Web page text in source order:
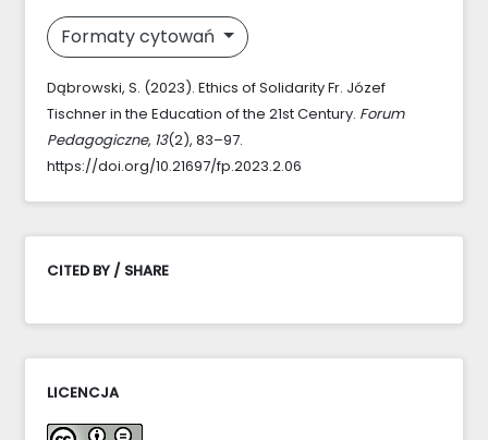
Formaty cytowań
Dąbrowski, S. (2023). Ethics of Solidarity Fr. Józef
Tischner in the Education of the 21st Century. Forum
Pedagogiczne, 13(2), 83–97.
https://doi.org/10.21697/fp.2023.2.06
CITED BY / SHARE
LICENCJA